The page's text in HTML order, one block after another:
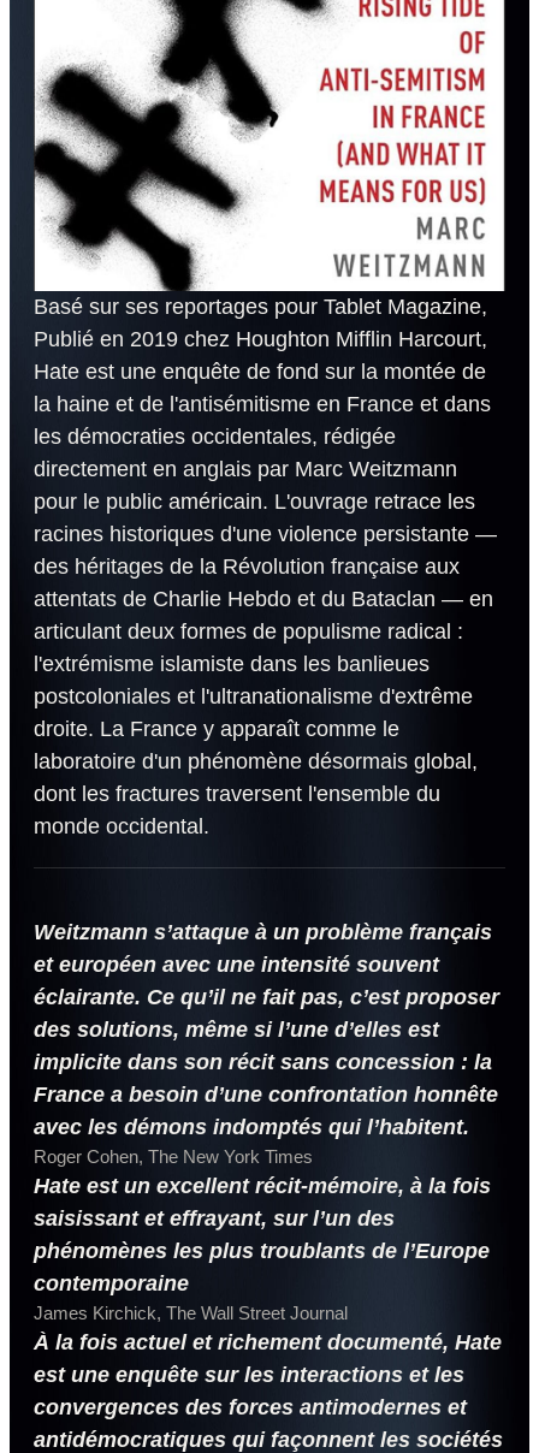
Basé sur ses reportages pour Tablet Magazine,
Publié en 2019 chez Houghton Mifflin Harcourt,
Hate est une enquête de fond sur la montée de
la haine et de l'antisémitisme en France et dans
les démocraties occidentales, rédigée
directement en anglais par Marc Weitzmann
pour le public américain. L'ouvrage retrace les
racines historiques d'une violence persistante —
des héritages de la Révolution française aux
attentats de Charlie Hebdo et du Bataclan — en
articulant deux formes de populisme radical :
l'extrémisme islamiste dans les banlieues
postcoloniales et l'ultranationalisme d'extrême
droite. La France y apparaît comme le
laboratoire d'un phénomène désormais global,
dont les fractures traversent l'ensemble du
monde occidental.
Weitzmann s’attaque à un problème français
et européen avec une intensité souvent
éclairante. Ce qu’il ne fait pas, c’est proposer
des solutions, même si l’une d’elles est
implicite dans son récit sans concession : la
France a besoin d’une confrontation honnête
avec les démons indomptés qui l’habitent.
Roger Cohen, The New York Times
Hate est un excellent récit-mémoire, à la fois
saisissant et effrayant, sur l’un des
phénomènes les plus troublants de l’Europe
contemporaine
James Kirchick, The Wall Street Journal
À la fois actuel et richement documenté, Hate
est une enquête sur les interactions et les
convergences des forces antimodernes et
antidémocratiques qui façonnent les sociétés